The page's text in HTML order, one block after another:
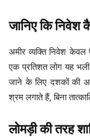
जानिए कि निवेश
अमीर व्यक्ति निवेश
एक प्रतिशत लोग यह
जाने के लिए दशकों की
श्रम लगाते हैं, बिना
लोमड़ी की तरह